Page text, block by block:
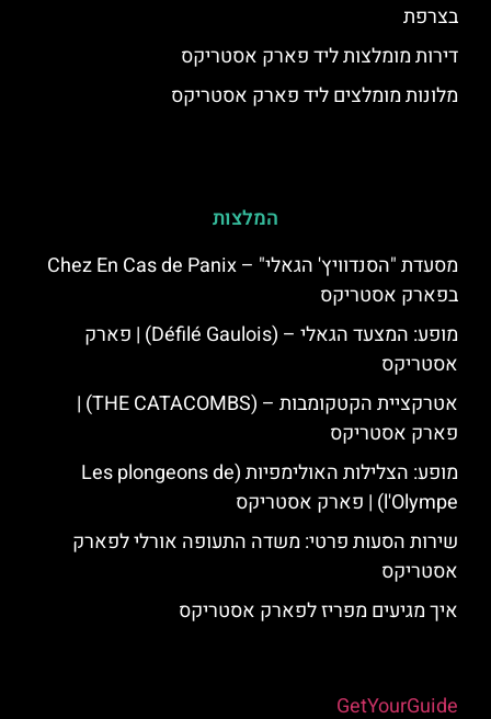
בצרפת
דירות מומלצות ליד פארק אסטריקס
מלונות מומלצים ליד פארק אסטריקס
המלצות
מסעדת "הסנדוויץ' הגאלי" – Chez En Cas de Panix
בפארק אסטריקס
מופע: המצעד הגאלי – (Défilé Gaulois) | פארק
אסטריקס
אטרקציית הקטקומבות – (THE CATACOMBS) |
פארק אסטריקס
מופע: הצלילות האולימפיות (Les plongeons de
l'Olympe) | פארק אסטריקס
שירות הסעות פרטי: משדה התעופה אורלי לפארק
אסטריקס
איך מגיעים מפריז לפארק אסטריקס
GetYourGuide